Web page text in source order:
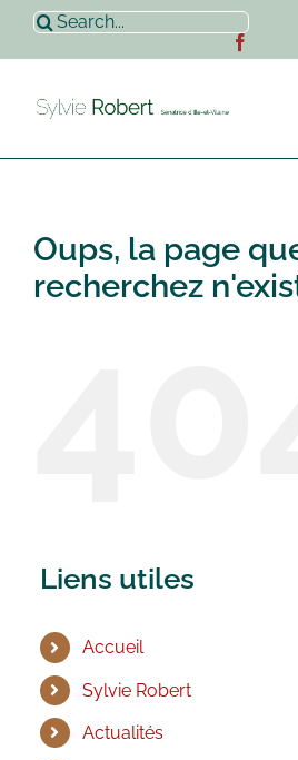
Passer
contenu
Rechercher:
Sylvie Robert
Oups, la page
recherchez
Liens utiles
Accueil
Sylvie Robert
Actualités